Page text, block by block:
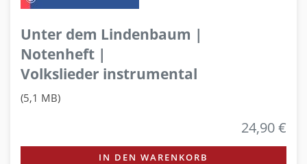
Unter dem Lindenbaum |
Notenheft |
Volkslieder instrumental
(5,1 MB)
24,90 €
IN DEN WARENKORB